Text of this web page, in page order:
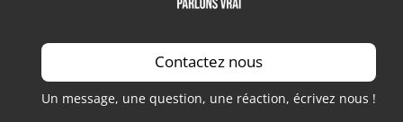
Contactez nous
Un message, une question, une réaction, écrivez nous !